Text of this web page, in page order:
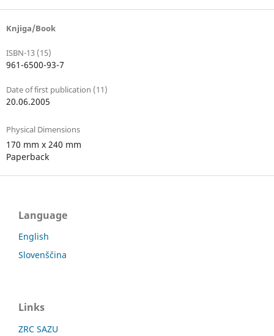
Knjiga/Book
ISBN-13 (15)
961-6500-93-7
Date of first publication (11)
20.06.2005
Physical Dimensions
170 mm x 240 mm
Paperback
Language
English
Slovenščina
Links
ZRC SAZU